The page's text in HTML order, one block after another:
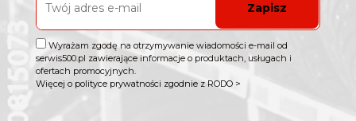
Zapisz
Wyrażam zgodę na otrzymywanie wiadomości e-mail od
serwis500.pl zawierające informacje o produktach, usługach i
ofertach promocyjnych.
Więcej o polityce prywatności zgodnie z RODO >